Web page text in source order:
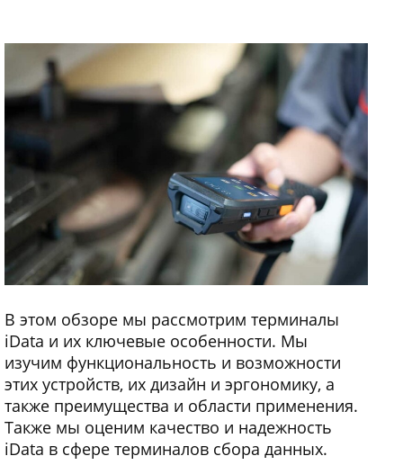
В этом обзоре мы рассмотрим терминалы
iData и их ключевые особенности. Мы
изучим функциональность и возможности
этих устройств, их дизайн и эргономику, а
также преимущества и области применения.
Также мы оценим качество и надежность
iData в сфере терминалов сбора данных.